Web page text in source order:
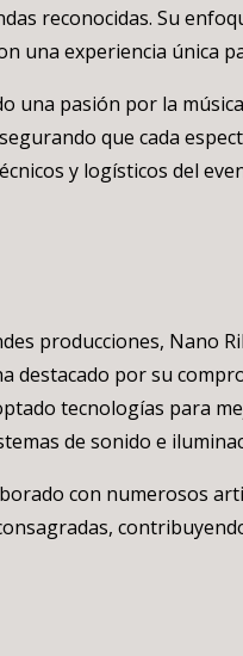
reconocidas. Su
una experiencia única
una pasión por la
que cada
y logísticos del
producciones, Nano
destacado por su
tecnologías para
de sonido e
con numerosos